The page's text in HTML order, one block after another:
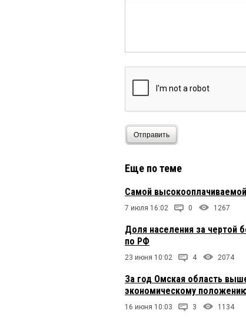
Отправить
Еще по теме
Самой
7 июля 16:02 0 1267
Доля населения за чертой
по РФ
23 июня 10:02 4 2074
За год Омская область
экономическому
16 июня 10:03 3 1134